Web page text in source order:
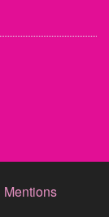
Mentions